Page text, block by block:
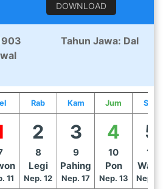
DOWNLOAD
Tahun Jawa: Dal
Rab Kam Jum Sab
11
2
8
Legi
Nep. 12
3
9
Pahing
Nep. 17
4
10
Pon
Nep. 13
5
11
Wage
Nep.